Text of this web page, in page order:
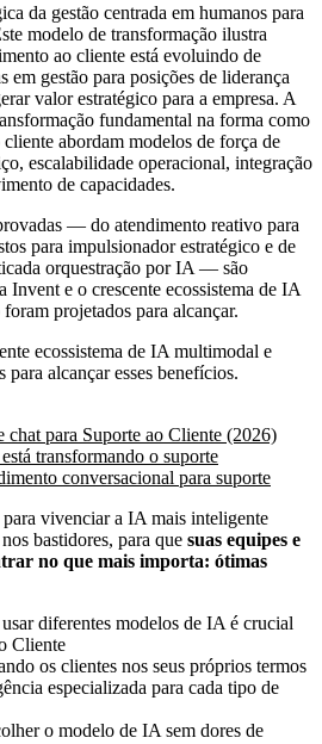
da gestão centrada em humanos para
modelo de transformação ilustra
ao cliente está evoluindo de
em gestão para posições de liderança
valor estratégico para a empresa. A
fundamental na forma como
cliente abordam modelos de força de
escalabilidade operacional, integração
de capacidades.
— do atendimento reativo para
para impulsionador estratégico e de
orquestração por IA — são
Invent e o crescente ecossistema de IA
projetados para alcançar.
ecossistema de IA multimodal e
alcançar esses benefícios.
chat para Suporte ao Cliente (2026)
transformando o suporte
conversacional para suporte
para vivenciar a IA mais inteligente
bastidores, para que suas equipes e
no que mais importa: ótimas
diferentes modelos de IA é crucial
Cliente
os clientes nos seus próprios termos
especializada para cada tipo de
o modelo de IA sem dores de